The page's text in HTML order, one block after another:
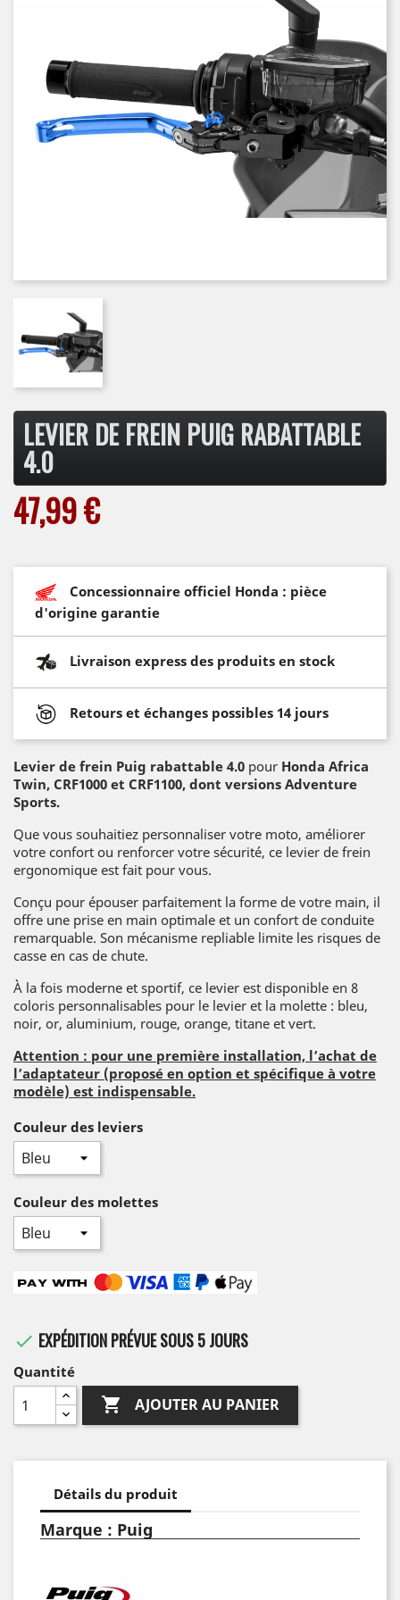
LEVIER DE FREIN PUIG RABATTABLE
4.0
47,99 €
Concessionnaire officiel Honda : pièce
d'origine garantie
Livraison express des produits en stock
Retours et échanges possibles 14 jours
Levier de frein Puig rabattable 4.0 pour Honda Africa
Twin, CRF1000 et CRF1100, dont versions Adventure
Sports.
Que vous souhaitiez personnaliser votre moto, améliorer
votre confort ou renforcer votre sécurité, ce levier de frein
ergonomique est fait pour vous.
Conçu pour épouser parfaitement la forme de votre main, il
offre une prise en main optimale et un confort de conduite
remarquable. Son mécanisme repliable limite les risques de
casse en cas de chute.
À la fois moderne et sportif, ce levier est disponible en 8
coloris personnalisables pour le levier et la molette : bleu,
noir, or, aluminium, rouge, orange, titane et vert.
Attention : pour une première installation, l’achat de
l’adaptateur (proposé en option et spécifique à votre
modèle) est indispensable.
Couleur des leviers
Couleur des molettes
 EXPÉDITION PRÉVUE SOUS 5 JOURS
Quantité
 AJOUTER AU PANIER
Détails du produit
Marque : Puig